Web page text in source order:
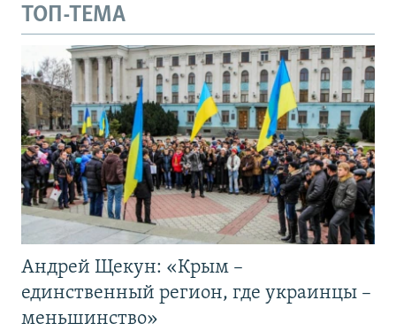
ТОП-ТЕМА
Андрей Щекун: «Крым –
единственный регион, где украинцы –
меньшинство»